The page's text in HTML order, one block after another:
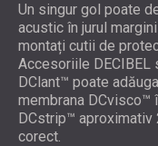
Un singur gol poate
acustic în jurul
montați cutii de
Accesoriile DECIBEL
DClant™ poate
membrana DCvisco™
DCstrip™ aproximativ
corect.